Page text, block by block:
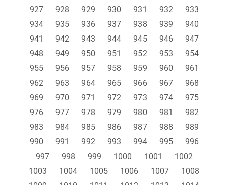
927
928 929 930 931 932
933
934
935 936 937 938 939
940
941
942 943 944 945 946
947
948
949 950 951 952 953
954
955
956 957 958 959 960
961
962
963 964 965 966 967
968
969
970 971 972 973 974
975
976
977 978 979 980 981
982
983
984 985 986 987 988
989
990
991 992 993 994 995
996
997
998 999 1000 1001
1002
1003
1004 1005 1006 1007
1008